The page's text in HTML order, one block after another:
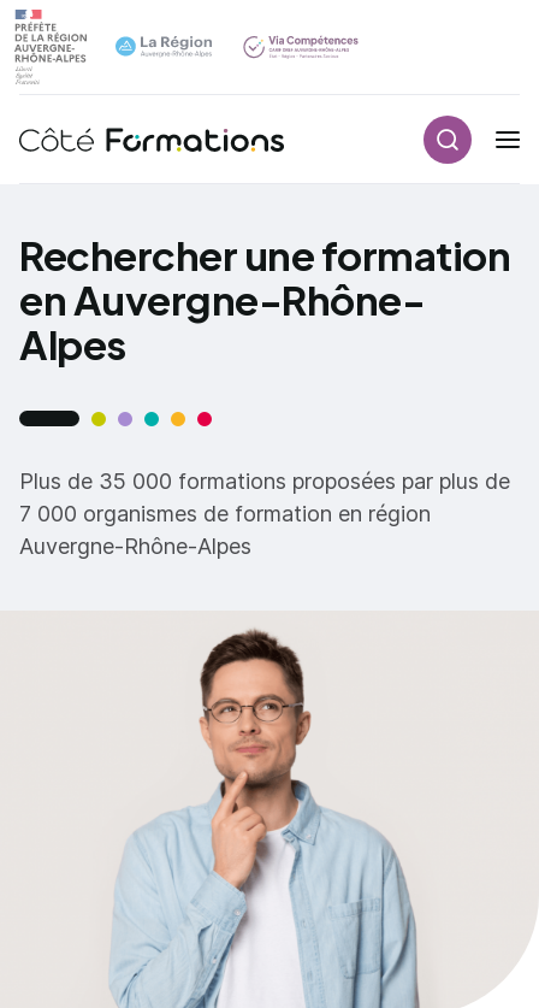
Navigation principale
Rechercher une formation
en Auvergne-Rhône-
Alpes
Plus de 35 000 formations proposées par plus de
7 000 organismes de formation en région
Auvergne-Rhône-Alpes